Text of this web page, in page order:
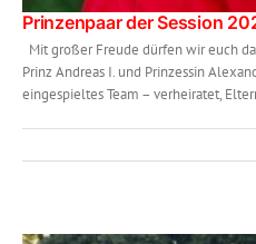
Prinzenpaar der Session
Mit großer Freude dürfen wir euch
Prinz Andreas I. und Prinzessin
eingespieltes Team – verheiratet,